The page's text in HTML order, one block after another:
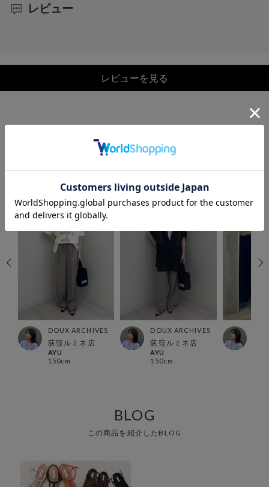
レビュー
レビューを見る
COORDINATE
DOUX ARCHIVES
荻窪ルミネ店
AYU
150cm
DOUX ARCHIVES
荻窪ルミネ店
AYU
150cm
BLOG
この商品を紹介したBLOG